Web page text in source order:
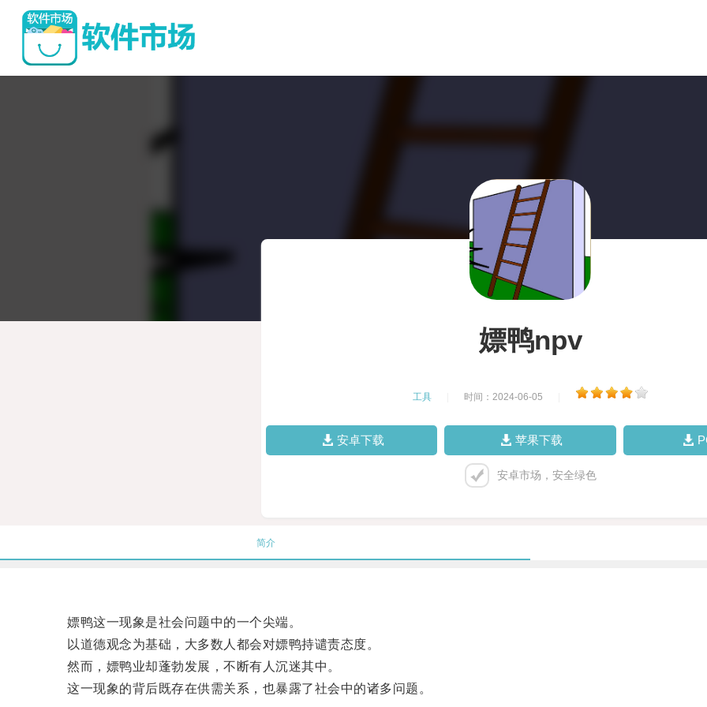
嫖鸭npv
工具 时间：2024-06-05
安卓下载 苹果下载
安卓市场，安全绿色
简介
嫖鸭这一现象是社会问题中的一个尖端。
以道德观念为基础，大多数人都会对嫖鸭持谴责态度。
然而，嫖鸭业却蓬勃发展，不断有人沉迷其中。
这一现象的背后既存在供需关系，也暴露了社会中的诸多问题。